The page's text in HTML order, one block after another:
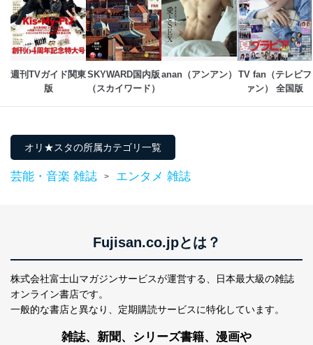
週刊TVガイド関東
版
SKYWARD国内版
（スカイワード）
anan（アンアン）
TV fan（テレビフ
ァン） 全国版
オリ★スタの所属カテゴリ一覧
芸能・音楽 雑誌 > エンタメ 雑誌
Fujisan.co.jpとは？
株式会社富士山マガジンサービスが運営する、
日本最大級の雑誌
オンライン書店です。
一般的な書店と異なり、 定期購読サービスに特化しています。
雑誌、新聞、シリーズ書籍、漫画や